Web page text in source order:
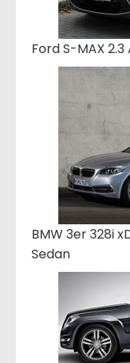
Ford S-MAX 2.3
BMW 3er 328i
Sedan